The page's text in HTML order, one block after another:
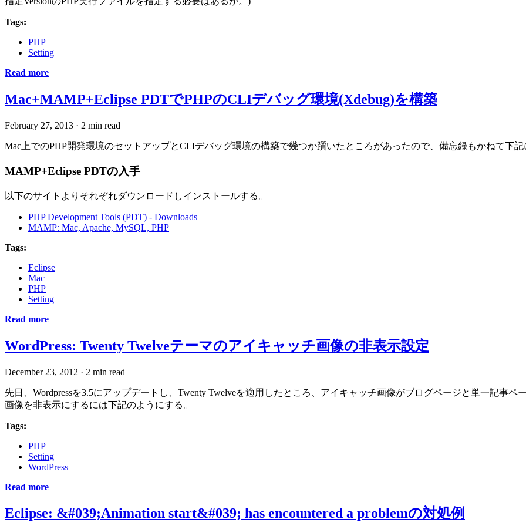
Tags:
PHP
Setting
Read more
Mac+MAMP+Eclipse PDTでPHPのCLIデバッグ環境(Xdebug)を構築
February 27, 2013 · 2 min read
Mac上でのPHP開発環境のセットアップとCLIデバッグ環境の構築で幾つか躓いたところがあったので、備忘録もかねて下記
MAMP+Eclipse PDTの入手
以下のサイトよりそれぞれダウンロードしインストールする。
PHP Development Tools (PDT) - Downloads
MAMP: Mac, Apache, MySQL, PHP
Tags:
Eclipse
Mac
PHP
Setting
Read more
WordPress: Twenty Twelveテーマのアイキャッチ画像の非表示設定
December 23, 2012 · 2 min read
先日、Wordpressを3.5にアップデートし、Twenty Twelveを適用したところ、アイキャッチ画像がブログページと単一記事
画像を非表示にするには下記のようにする。
Tags:
PHP
Setting
WordPress
Read more
Eclipse: &#039;Animation start&#039; has encountered a problemの対処例